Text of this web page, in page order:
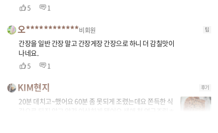
5 1
오************비회원 팁
간장을 일반 간장 말고 간장게장 간장으로 하니 더 감칠맛이
나네요.
5 1
KIM현지 후기
20분 데치고~했어요 60분 좀 못되게 조렸는데요 쫀득한 식